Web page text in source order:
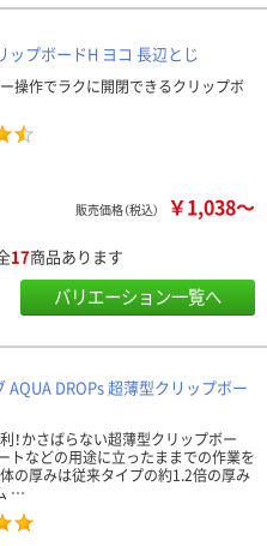
ップボードH ヨコ 長辺とじ
操作でラクに開閉できるクリップボ
販売価格（税込） ￥1,038～
17商品あります
バリエーション一覧へ
AQUA DROPs 超薄型クリップボー
！かさばらない超薄型クリップボー
トなどの用途に立ったままでの作業を
の厚みは従来タイプの約1.2倍の厚み
…